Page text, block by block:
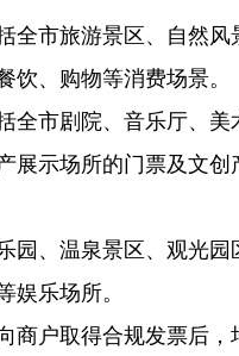
市旅游景区、自然风
、购物等消费场景。
全市剧院、音乐厅、
展示场所的门票及文
园、温泉景区、观光
娱乐场所。
户取得合规发票后，